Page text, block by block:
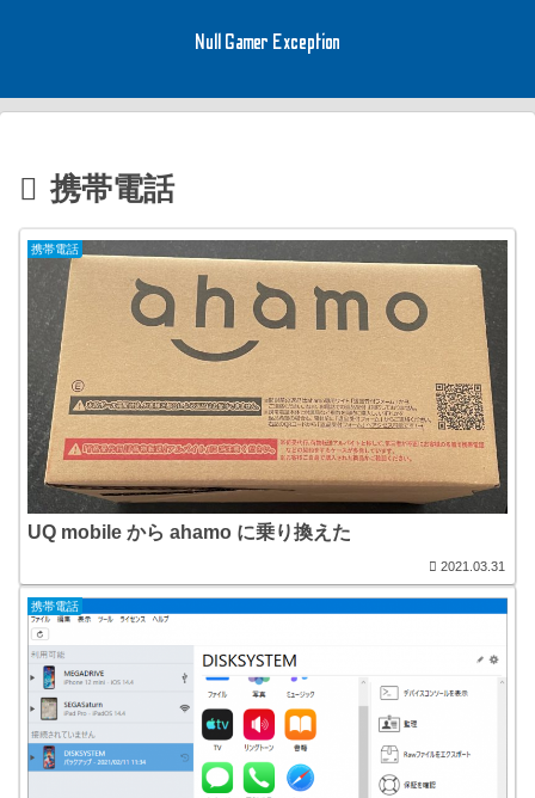
Null Gamer Exception
携帯電話
携帯電話
UQ mobile から ahamo に乗り換えた
2021.03.31
携帯電話